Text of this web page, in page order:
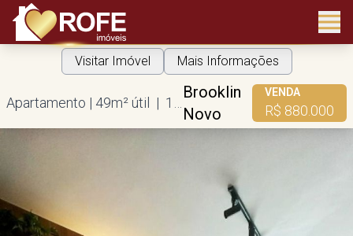
Brooklin
Novo
VENDA
R$ 880.000
Visitar Imóvel Mais Informações